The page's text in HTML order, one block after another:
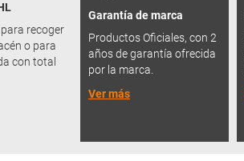
recoger
o para
con total
Garantía de marca
Productos Oficiales, con 2
años de garantía ofrecida
por la marca.
Ver más